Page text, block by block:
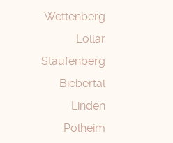
Wettenberg
Lollar
Staufenberg
Biebertal
Linden
Polheim